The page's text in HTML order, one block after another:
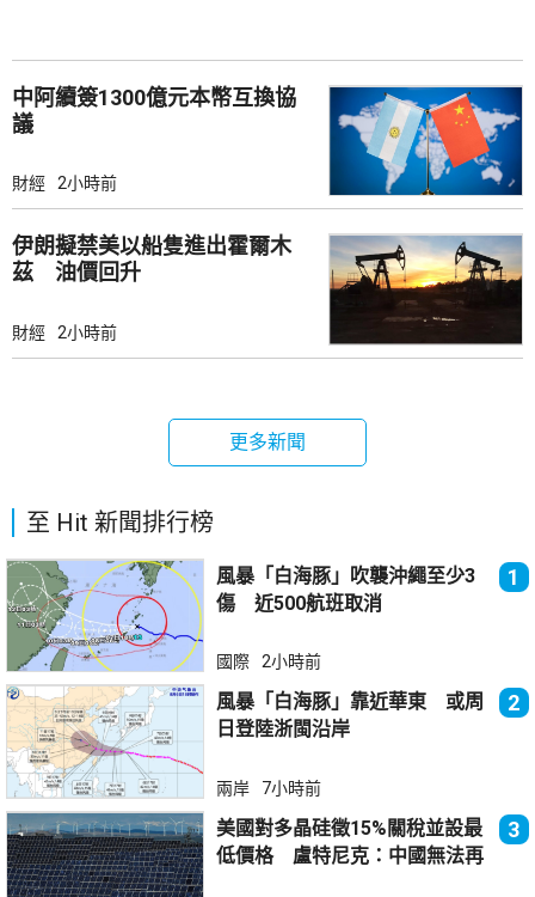
中阿續簽1300億元本幣互換協
議
財經 2小時前
伊朗擬禁美以船隻進出霍爾木
茲 油價回升
財經 2小時前
更多新聞
至 Hit 新聞排行榜
風暴「白海豚」吹襲沖繩至少3
傷 近500航班取消
1
國際 2小時前
風暴「白海豚」靠近華東 或周
日登陸浙閩沿岸
2
兩岸 7小時前
美國對多晶硅徵15%關稅並設最
低價格 盧特尼克：中國無法再
3